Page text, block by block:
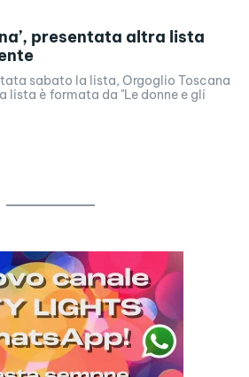
presentata altra lista
sabato la lista, Orgoglio Toscana
lista è formata da "Le donne e gli